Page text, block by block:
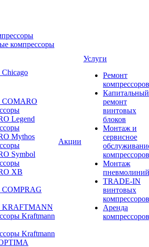
компрессоры
COMARO
Legend
Mythos
Symbol
XB
COMPRAG
KRAFTMANN
Kraftmann
Kraftmann
Акции
Услуги
Ремонт
компрессоров
Капитальный
ремонт
винтовых
блоков
Монтаж и
сервисное
компрессоров
Монтаж
пневмолиний
TRADE-IN
винтовых
компрессоров
Аренда
компрессоров